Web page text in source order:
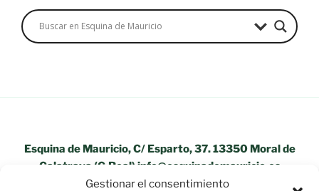
Gestionar el consentimiento
Esquina de Mauricio, C/ Esparto, 37. 13350 Moral de
Calatrava (C.Real) info@esquinademauricio.es